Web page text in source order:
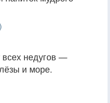
всех недугов —
и море.